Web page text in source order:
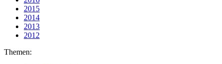
2015
2014
2013
2012
Themen: